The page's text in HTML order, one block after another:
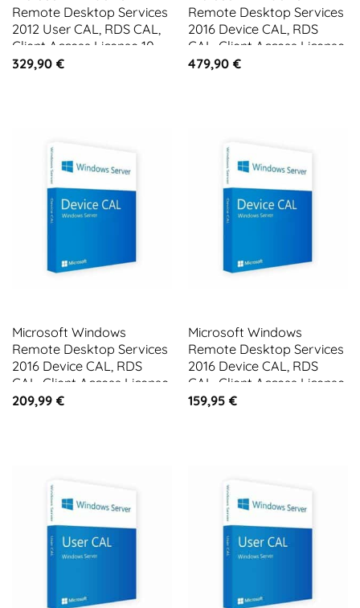
Remote Desktop Services
2012 User CAL, RDS CAL,
Client Access License 10
CALs
329,90 €
Remote Desktop Services
2016 Device CAL, RDS
CAL, Client Access License
1 CAL
479,90 €
Microsoft Windows
Remote Desktop Services
2016 Device CAL, RDS
CAL, Client Access License
10 CALs
209,99 €
Microsoft Windows
Remote Desktop Services
2016 Device CAL, RDS
CAL, Client Access License
5 CALs
159,95 €